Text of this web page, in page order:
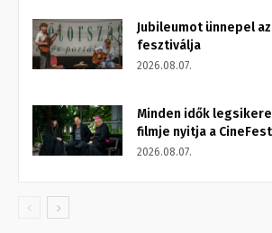
Jubileumot ünnepel
fesztiválja
2026.08.07.
Minden idők
filmje nyitja a
2026.08.07.